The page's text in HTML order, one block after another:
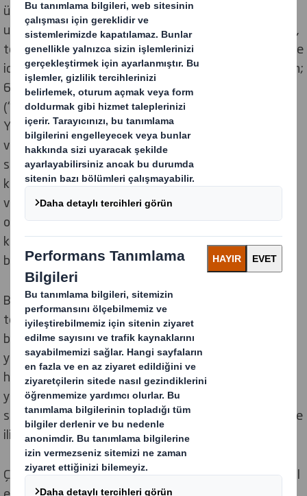
ülkelerde yürürlükte olan veri koruma mevzuatına
uygun olarak toplar, kullanır, saklar ve korur. Şirketimiz,
toplanabilecek herhangi bir bilgiyi korumak için teknik ve
idari tedbirler uygulamaktadır. Bu kapsamda işbu Metin;
6698 sayılı Kişisel Verilerin Korunması Kanunu’nun
(“Kanun”) 10’uncu maddesi ile Aydınlatma
Yükümlülüğünün Yerine Getirilmesinde Uyulacak Usul
ve Esaslar Hakkında Tebliğ kapsamında veri sorumlusu
sıfatıyla Şirketimiz tarafından hazırlanmıştır. Bu Metin
kapsamında veri sorumlusu; DS Smith Company
ve/veya sizinle etkileşimde bulunan ilgili birimleri, bağlı
ortaklıkları ve iştirakleridir. “Kişisel Veri”kavramı ise,
kimliği belirli veya belirlenebilir bir kişiye ilişkin her türlü
bilgiyi ifade eder.
Bu Metin, web sitemizde çerezler ve benzeri izleme
teknolojileri (topluca “Çerezler”) kullanılarak belirli
bilgilerin nasıl toplandığını ve bunları nasıl
yönetebileceğinizi açıklamaktadır. Bu Metinde yer alan
hiçbir ifade, Şirketimizin veya veri sahiplerinin zorunlu
yerel mevzuat kapsamındaki hak ve yükümlülüklerini
sınırlamayı amaçlamaz. Bu Metin, herhangi bir sözleşme
ilişkisi kurmayı da amaçlamaz.
Çerezler aracılığıyla toplanan bilgilerin Kişisel Veri teşkil